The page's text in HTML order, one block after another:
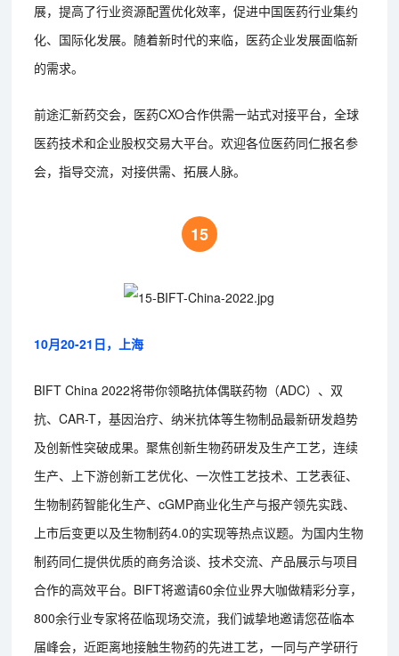
展，提高了行业资源配置优化效率，促进中国医药行业集约
化、国际化发展。随着新时代的来临，医药企业发展面临新
的需求。
前途汇新药交会，医药CXO合作供需一站式对接平台，全球
医药技术和企业股权交易大平台。欢迎各位医药同仁报名参
会，指导交流，对接供需、拓展人脉。
15
10月20-21日，上海
BIFT China 2022将带你领略抗体偶联药物（ADC）、双
抗、CAR-T，基因治疗、纳米抗体等生物制品最新研发趋势
及创新性突破成果。聚焦创新生物药研发及生产工艺，连续
生产、上下游创新工艺优化、一次性工艺技术、工艺表征、
生物制药智能化生产、cGMP商业化生产与报产领先实践、
上市后变更以及生物制药4.0的实现等热点议题。为国内生物
制药同仁提供优质的商务洽谈、技术交流、产品展示与项目
合作的高效平台。BIFT将邀请60余位业界大咖做精彩分享，
800余行业专家将莅临现场交流，我们诚挚地邀请您莅临本
届峰会，近距离地接触生物药的先进工艺，一同与产学研行